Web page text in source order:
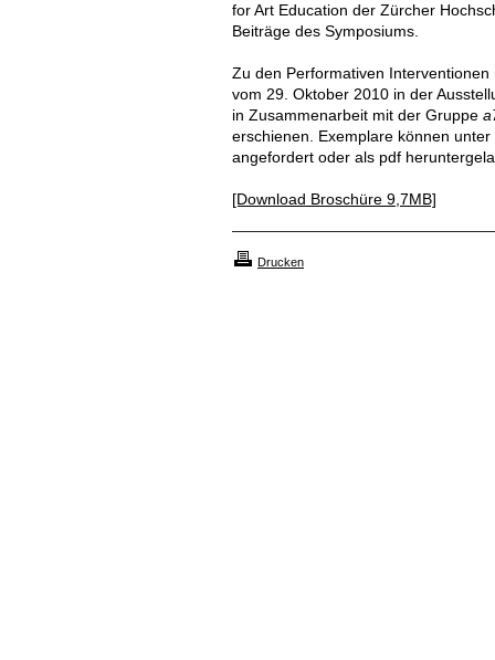
for Art Education der Zürcher
Beiträge des Symposiums.
Zu den Performativen
vom 29. Oktober 2010 in der
in Zusammenarbeit mit der Gruppe
erschienen. Exemplare können unter
angefordert oder als pdf
[Download Broschüre 9,7MB]
Drucken